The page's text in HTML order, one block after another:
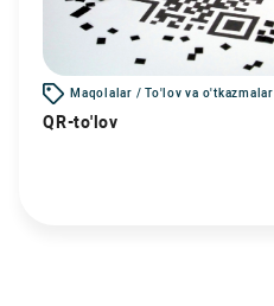
Maqolalar / To'lov va o'tkazmalar
QR-to'lov